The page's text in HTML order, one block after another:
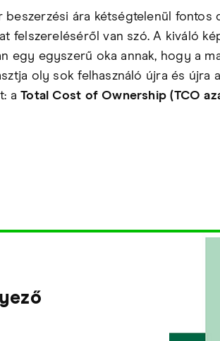
beszerzési ára kétségtelenül fontos
felszereléséről van szó. A kiváló
egy egyszerű oka annak, hogy a
oly sok felhasználó újra és újra
aTotal Cost of Ownership (TCO